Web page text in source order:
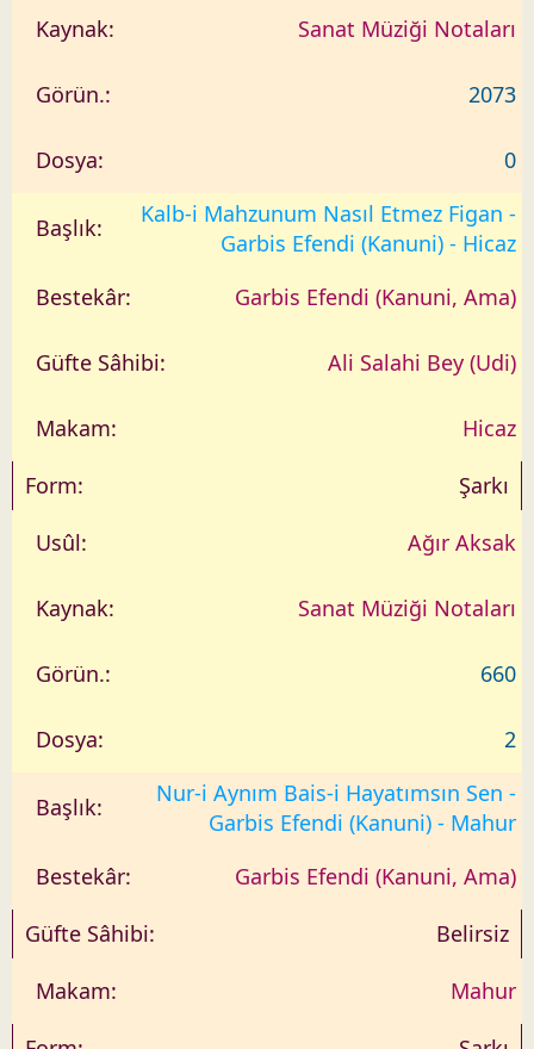
Sanat Müziği Notaları
2073
0
Kalb-i Mahzunum Nasıl Etmez Figan -
Garbis Efendi (Kanuni) - Hicaz
Garbis Efendi (Kanuni, Ama)
Ali Salahi Bey (Udi)
Hicaz
Şarkı
Ağır Aksak
Sanat Müziği Notaları
660
2
Nur-i Aynım Bais-i Hayatımsın Sen -
Garbis Efendi (Kanuni) - Mahur
Garbis Efendi (Kanuni, Ama)
Belirsiz
Mahur